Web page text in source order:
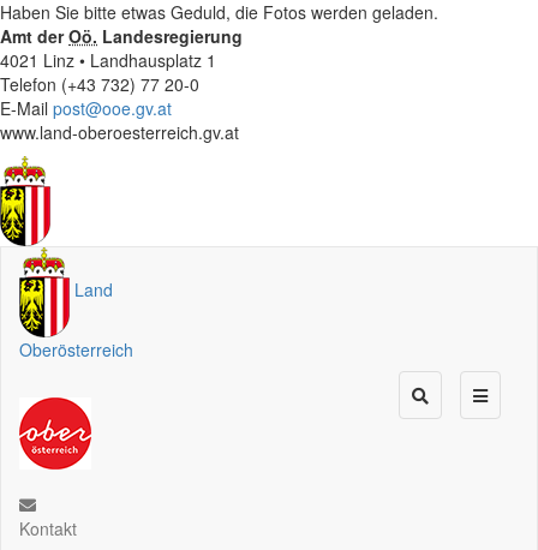
Haben Sie bitte etwas Geduld, die Fotos werden geladen.
Amt derOö. Landesregierung
4021 Linz • Landhausplatz 1
Telefon (+43 732) 77 20-0
E-Mail post@ooe.gv.at
www.land-oberoesterreich.gv.at
Land
Oberösterreich
Kontakt